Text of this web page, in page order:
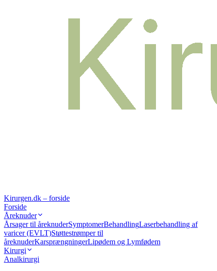
Kirurgen.dk – forside
Forside
Åreknuder
Årsager til åreknuderSymptomerBehandlingLaserbehandling af
varicer (EVLT)Støttestrømper til
åreknuderKarsprængningerLipødem og Lymfødem
Kirurgi
Analkirurgi